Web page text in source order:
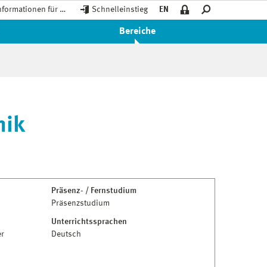
für … Schnelleinstieg EN
Bereiche
Präsenz- / Fernstudium
Präsenzstudium
Unterrichtssprachen
Deutsch